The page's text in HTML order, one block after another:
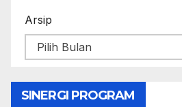
Arsip
SINERGI PROGRAM